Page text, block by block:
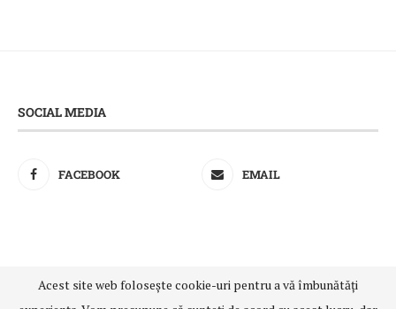
SOCIAL MEDIA
FACEBOOK EMAIL
Acest site web folosește cookie-uri pentru a vă îmbunătăți